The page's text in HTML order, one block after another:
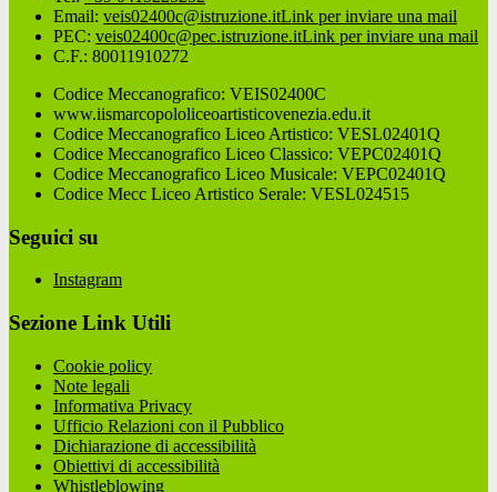
Email: veis02400c@istruzione.itLink per inviare una mail
PEC: veis02400c@pec.istruzione.itLink per inviare una mail
C.F.: 80011910272
Codice Meccanografico: VEIS02400C
www.iismarcopololiceoartisticovenezia.edu.it
Codice Meccanografico Liceo Artistico: VESL02401Q
Codice Meccanografico Liceo Classico: VEPC02401Q
Codice Meccanografico Liceo Musicale: VEPC02401Q
Codice Mecc Liceo Artistico Serale: VESL024515
Seguici su
Instagram
Sezione Link Utili
Cookie policy
Note legali
Informativa Privacy
Ufficio Relazioni con il Pubblico
Dichiarazione di accessibilità
Obiettivi di accessibilità
Whistleblowing